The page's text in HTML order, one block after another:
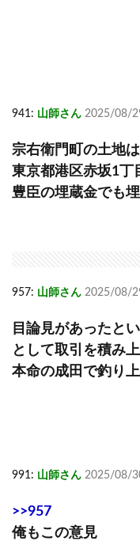
941: 山師さん 2025/08/
宗右衛門町の土地は
東京都港区赤坂1丁
豊臣の埋蔵金でも
957: 山師さん 2025/08/
目論見があったと
として取引を積み
本命の成田で釣り
991: 山師さん 2025/08/
>>957
俺もこの意見